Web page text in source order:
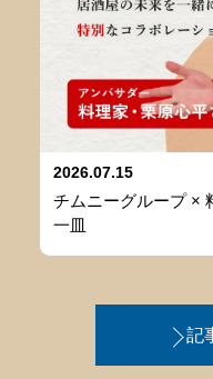
2026.07.15
チムニーグループ ×
一皿
記